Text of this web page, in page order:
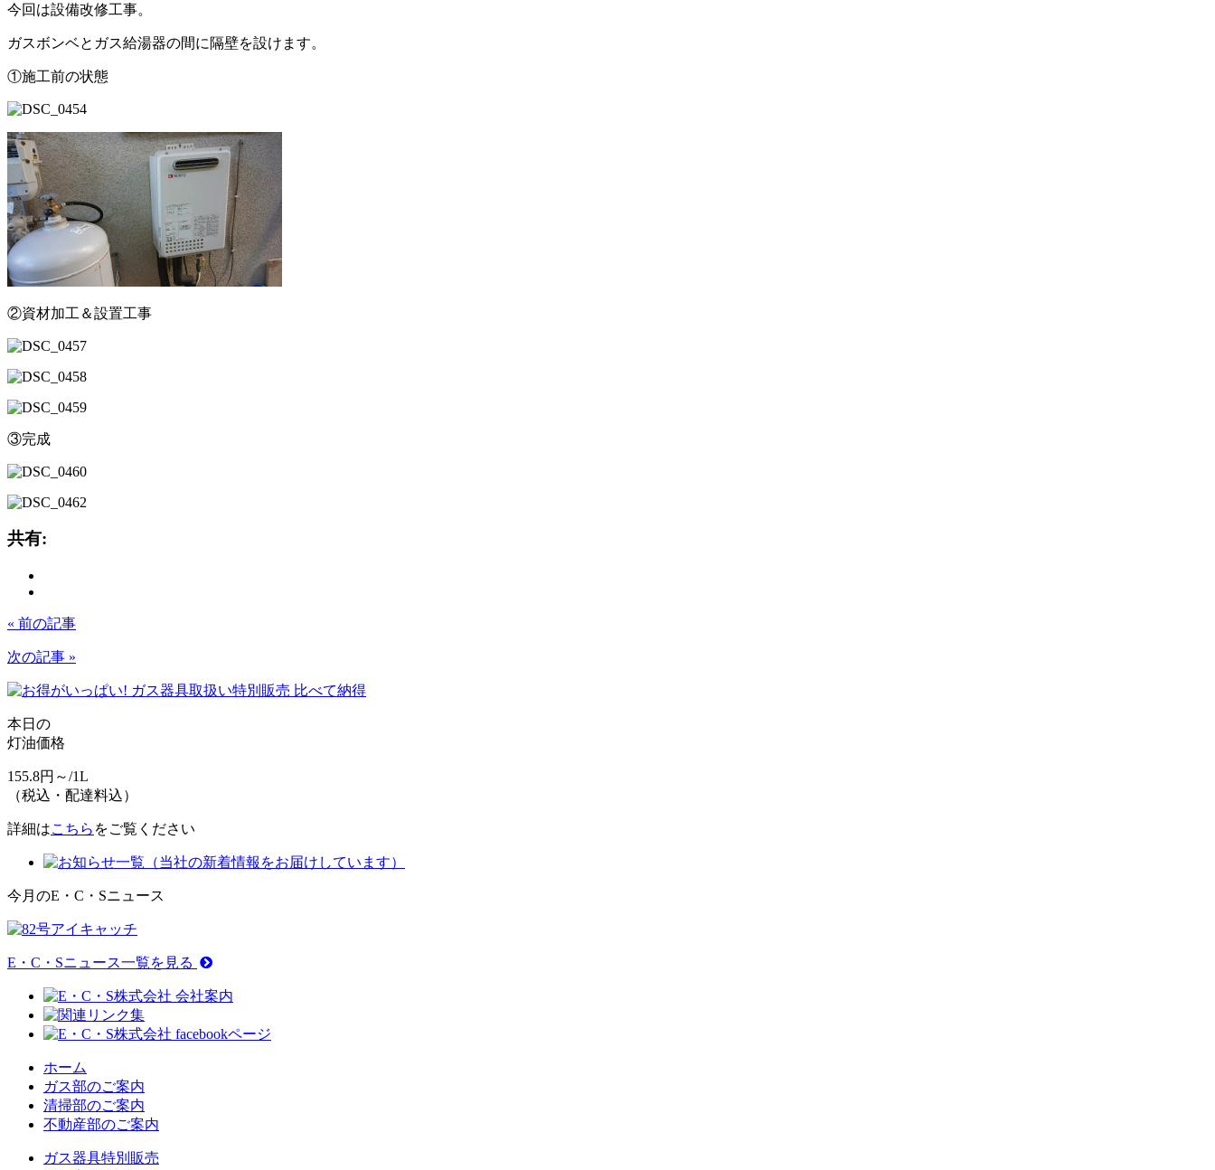
今回は設備改修工事。
ガスボンベとガス給湯器の間に隔壁を設けます。
①施工前の状態
②資材加工＆設置工事
③完成
共有:
« 前の記事
次の記事 »
本日の
灯油価格
155.8円～/1L
（税込・配達料込）
詳細はこちら をご覧ください
今月のE・C・Sニュース
E・C・Sニュース一覧を見る
ホーム
ガス部のご案内
清掃部のご案内
不動産部のご案内
ガス器具特別販売